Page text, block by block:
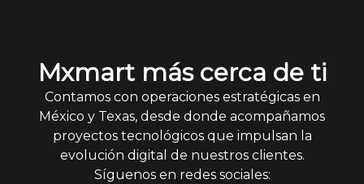
Mxmart más cerca de ti
Contamos con operaciones estratégicas en
México y Texas, desde donde acompañamos
proyectos tecnológicos que impulsan la
evolución digital de nuestros clientes.
Síguenos en redes sociales: